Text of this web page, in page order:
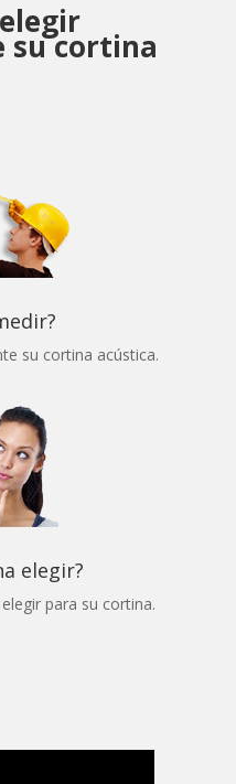
su cortina
su cortina acústica.
elegir?
para su cortina.